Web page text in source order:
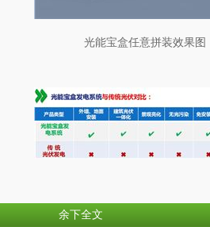
光能宝盒任意拼装效果图
余下全文